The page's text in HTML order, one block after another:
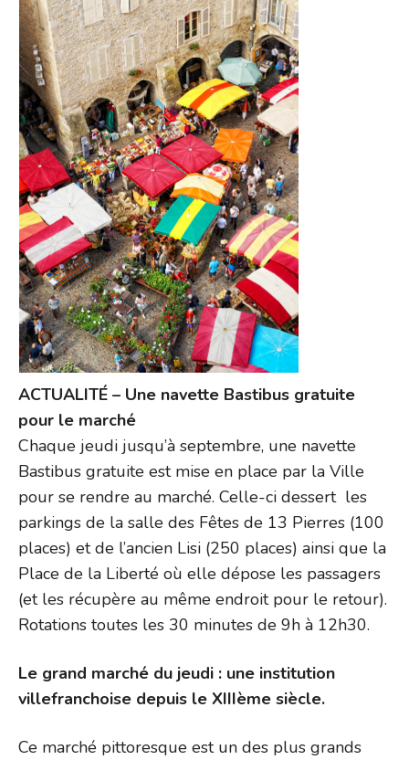
ACTUALITÉ – Une navette Bastibus gratuite
pour le marché
Chaque jeudi jusqu’à septembre, une navette
Bastibus gratuite est mise en place par la Ville
pour se rendre au marché. Celle-ci dessert les
parkings de la salle des Fêtes de 13 Pierres (100
places) et de l’ancien Lisi (250 places) ainsi que la
Place de la Liberté où elle dépose les passagers
(et les récupère au même endroit pour le retour).
Rotations toutes les 30 minutes de 9h à 12h30.
Le grand marché du jeudi : une institution
villefranchoise depuis le XIIIème siècle.
Ce marché pittoresque est un des plus grands